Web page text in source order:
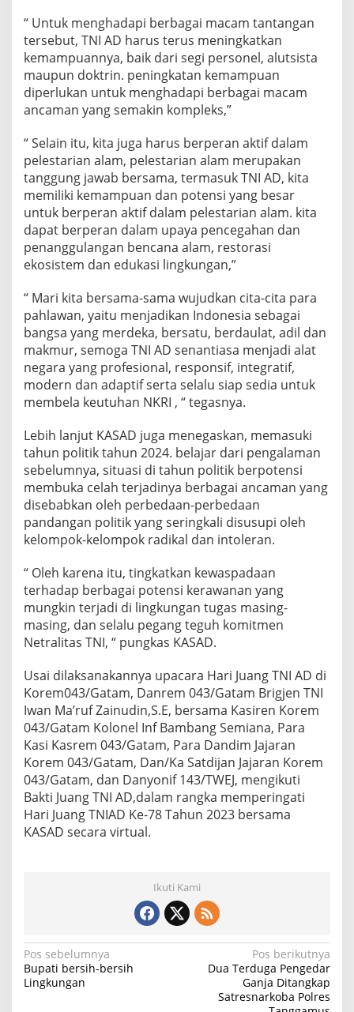
“ Untuk menghadapi berbagai macam tantangan
tersebut, TNI AD harus terus meningkatkan
kemampuannya, baik dari segi personel, alutsista
maupun doktrin. peningkatan kemampuan
diperlukan untuk menghadapi berbagai macam
ancaman yang semakin kompleks,”
“ Selain itu, kita juga harus berperan aktif dalam
pelestarian alam, pelestarian alam merupakan
tanggung jawab bersama, termasuk TNI AD, kita
memiliki kemampuan dan potensi yang besar
untuk berperan aktif dalam pelestarian alam. kita
dapat berperan dalam upaya pencegahan dan
penanggulangan bencana alam, restorasi
ekosistem dan edukasi lingkungan,”
“ Mari kita bersama-sama wujudkan cita-cita para
pahlawan, yaitu menjadikan Indonesia sebagai
bangsa yang merdeka, bersatu, berdaulat, adil dan
makmur, semoga TNI AD senantiasa menjadi alat
negara yang profesional, responsif, integratif,
modern dan adaptif serta selalu siap sedia untuk
membela keutuhan NKRI , “ tegasnya.
Lebih lanjut KASAD juga menegaskan, memasuki
tahun politik tahun 2024. belajar dari pengalaman
sebelumnya, situasi di tahun politik berpotensi
membuka celah terjadinya berbagai ancaman yang
disebabkan oleh perbedaan-perbedaan
pandangan politik yang seringkali disusupi oleh
kelompok-kelompok radikal dan intoleran.
“ Oleh karena itu, tingkatkan kewaspadaan
terhadap berbagai potensi kerawanan yang
mungkin terjadi di lingkungan tugas masing-
masing, dan selalu pegang teguh komitmen
Netralitas TNI, “ pungkas KASAD.
Usai dilaksanakannya upacara Hari Juang TNI AD di
Korem043/Gatam, Danrem 043/Gatam Brigjen TNI
Iwan Ma’ruf Zainudin,S.E, bersama Kasiren Korem
043/Gatam Kolonel Inf Bambang Semiana, Para
Kasi Kasrem 043/Gatam, Para Dandim Jajaran
Korem 043/Gatam, Dan/Ka Satdijan Jajaran Korem
043/Gatam, dan Danyonif 143/TWEJ, mengikuti
Bakti Juang TNI AD,dalam rangka memperingati
Hari Juang TNIAD Ke-78 Tahun 2023 bersama
KASAD secara virtual.
Ikuti Kami
N
a
Pos sebelumnya
Bupati bersih-bersih
Lingkungan
Pos berikutnya
Dua Terduga Pengedar
Ganja Ditangkap
Satresnarkoba Polres